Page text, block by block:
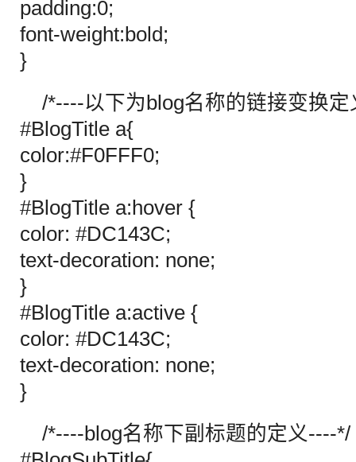
padding:0;
font-weight:bold;
}
/*----以下为blog名称的链接变换定
#BlogTitle a{
color:#F0FFF0;
}
#BlogTitle a:hover {
color: #DC143C;
text-decoration: none;
}
#BlogTitle a:active {
color: #DC143C;
text-decoration: none;
}
/*----blog名称下副标题的定义----*/